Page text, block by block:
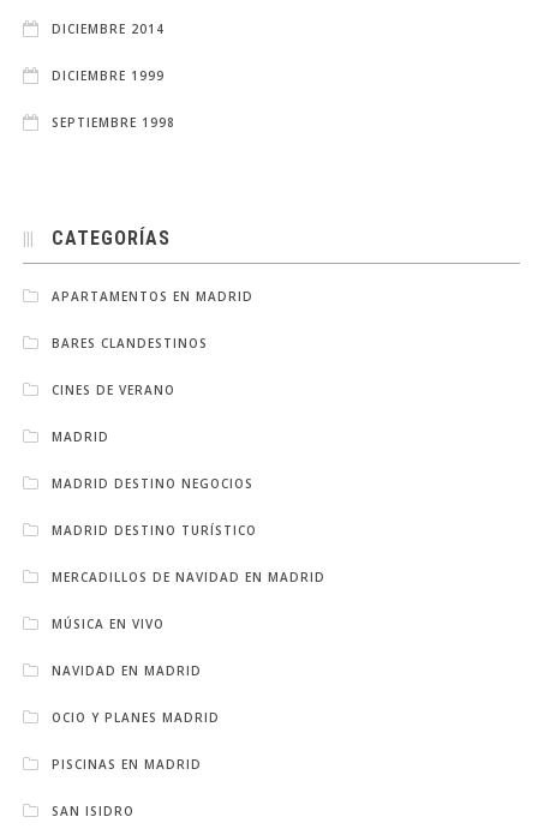
DICIEMBRE 2014
DICIEMBRE 1999
SEPTIEMBRE 1998
CATEGORÍAS
APARTAMENTOS EN MADRID
BARES CLANDESTINOS
CINES DE VERANO
MADRID
MADRID DESTINO NEGOCIOS
MADRID DESTINO TURÍSTICO
MERCADILLOS DE NAVIDAD EN MADRID
MÚSICA EN VIVO
NAVIDAD EN MADRID
OCIO Y PLANES MADRID
PISCINAS EN MADRID
SAN ISIDRO